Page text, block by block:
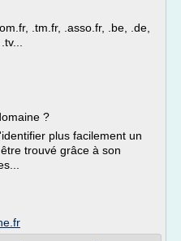
.tm.fr, .asso.fr, .be, .de,
?
plus facilement un
trouvé grâce à son